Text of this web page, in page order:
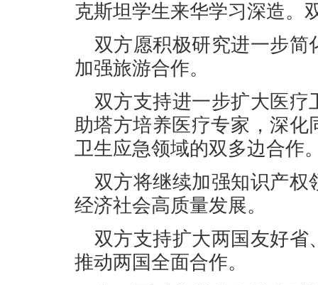
克斯坦学生来华学习深造。
双方愿积极研究进一步
加强旅游合作。
双方支持进一步扩大医
助塔方培养医疗专家，深
卫生应急领域的双多边合作
双方将继续加强知识产
经济社会高质量发展。
双方支持扩大两国友好
推动两国全面合作。